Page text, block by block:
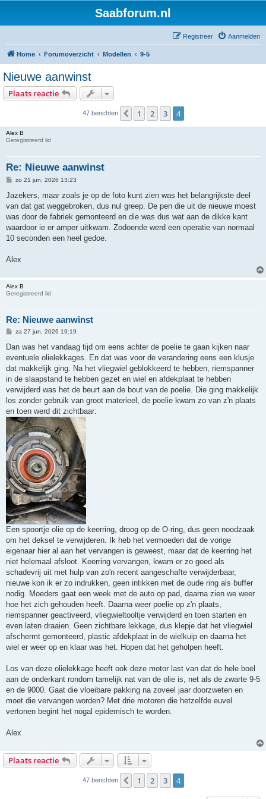
Saabforum.nl
Aanmelden
Registreer
Home Forumoverzicht Modellen 9-5
Nieuwe aanwinst
Plaats reactie
47 berichten Vorige
1 2 3 4
Alex B
Geregistreerd lid
Re: Nieuwe aanwinst
B
r
c
h
zo 21 jun, 2026 13:23
Jazekers, maar zoals je op de foto kunt zien was het belangrijkste deel
van dat gat weggebroken, dus nul greep. De pen die uit de nieuwe moest
was door de fabriek gemonteerd en die was dus wat aan de dikke kant
waardoor ie er amper uitkwam. Zodoende werd een operatie van normaal
10 seconden een heel gedoe.
Alex
Alex B
Geregistreerd lid
Re: Nieuwe aanwinst
B
r
c
h
za 27 jun, 2026 19:19
Dan was het vandaag tijd om eens achter de poelie te gaan kijken naar
eventuele olielekkages. En dat was voor de verandering eens een klusje
dat makkelijk ging. Na het vliegwiel geblokkeerd te hebben, riemspanner
in de slaapstand te hebben gezet en wiel en afdekplaat te hebben
verwijderd was het de beurt aan de bout van de poelie. Die ging makkelijk
los zonder gebruik van groot materieel, de poelie kwam zo van z'n plaats
en toen werd dit zichtbaar:
Een spoortje olie op de keerring, droog op de O-ring, dus geen noodzaak
om het deksel te verwijderen. Ik heb het vermoeden dat de vorige
eigenaar hier al aan het vervangen is geweest, maar dat de keerring het
niet helemaal afsloot. Keerring vervangen, kwam er zo goed als
schadevrij uit met hulp van zo'n recent aangeschafte verwijderbaar,
nieuwe kon ik er zo indrukken, geen intikken met de oude ring als buffer
nodig. Moeders gaat een week met de auto op pad, daarna zien we weer
hoe het zich gehouden heeft. Daarna weer poelie op z'n plaats,
riemspanner geactiveerd, vliegwieltooltje verwijderd en toen starten en
even laten draaien. Geen zichtbare lekkage, dus klepje dat het vliegwiel
afschermt gemonteerd, plastic afdekplaat in de wielkuip en daarna het
wiel er weer op en klaar was het. Hopen dat het geholpen heeft.
Los van deze olielekkage heeft ook deze motor last van dat de hele boel
aan de onderkant rondom tamelijk nat van de olie is, net als de zwarte 9-5
en de 9000. Gaat die vloeibare pakking na zoveel jaar doorzweten en
moet die vervangen worden? Met drie motoren die hetzelfde euvel
vertonen begint het nogal epidemisch te worden.
Alex
Plaats reactie
47 berichten Vorige
1 2 3 4